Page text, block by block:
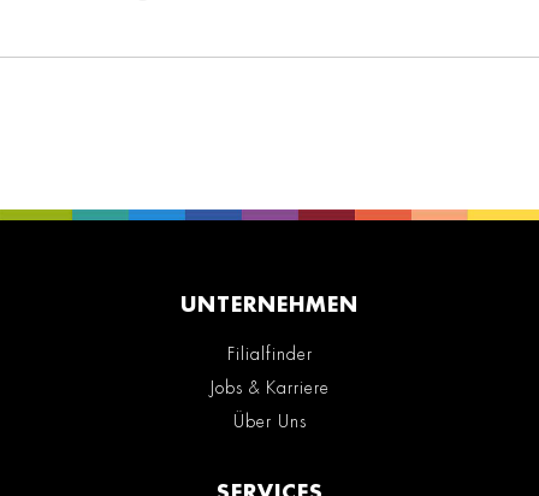
UNTERNEHMEN
Filialfinder
Jobs & Karriere
Über Uns